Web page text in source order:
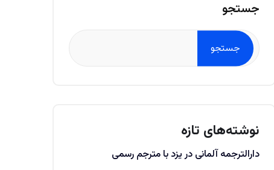
جستجو
جستجو
نوشته‌های تازه
دارالترجمه آلمانی در یزد با مترجم رسمی